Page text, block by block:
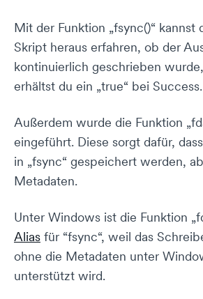
Mit der Funktion „fsync()“ kannst
Skript heraus erfahren, ob der
kontinuierlich geschrieben
erhältst du ein „true“ bei Success.
Außerdem wurde die Funktion
eingeführt. Diese sorgt dafür,
in „fsync“ gespeichert werden,
Metadaten.
Unter Windows ist die Funktion
Alias für “fsync“, weil das
ohne die Metadaten unter
unterstützt wird.